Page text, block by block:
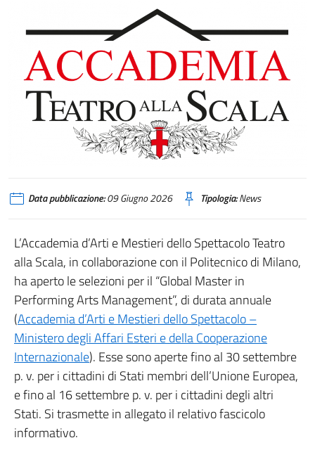
Data pubblicazione:09 Giugno 2026 Tipologia:News
L’Accademia d’Arti e Mestieri dello Spettacolo Teatro
alla Scala, in collaborazione con il Politecnico di Milano,
ha aperto le selezioni per il “Global Master in
Performing Arts Management”, di durata annuale
(Accademia d’Arti e Mestieri dello Spettacolo –
Ministero degli Affari Esteri e della Cooperazione
Internazionale). Esse sono aperte fino al 30 settembre
p. v. per i cittadini di Stati membri dell’Unione Europea,
e fino al 16 settembre p. v. per i cittadini degli altri
Stati. Si trasmette in allegato il relativo fascicolo
informativo.